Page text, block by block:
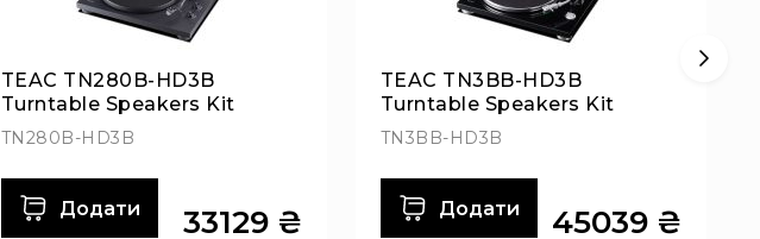
TEAC TN280B-HD3B
Turntable Speakers Kit
TN280B-HD3B
Додати 33129 ₴
TEAC TN3BB-HD3B
Turntable Speakers Kit
TN3BB-HD3B
Додати 45039 ₴